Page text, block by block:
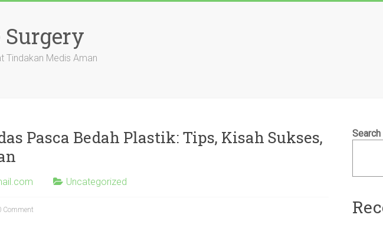
Tindakan Medis Aman
Pasca Bedah Plastik: Tips, Kisah Sukses,
Uncategorized
Comment
Search